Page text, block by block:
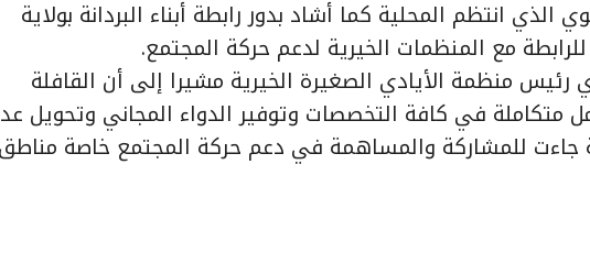
انتظم المحلية كما أشاد بدور رابطة أبناء البردانة بولاية
مع المنظمات الخيرية لدعم حركة المجتمع.
رئيس منظمة الأيادي الصغيرة الخيرية مشيرا إلى أن القافلة
معامل متكاملة في كافة التخصصات وتوفير الدواء المجاني وتحويل
جاءت للمشاركة والمساهمة في دعم حركة المجتمع خاصة